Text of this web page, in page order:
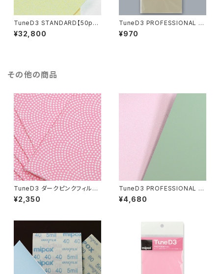
TuneD3 STANDARD【50pcs
セット／計200枚入】
¥32,800
TuneD3 PROFESSIONAL お
試しキット【4枚入り】
¥970
その他の商品
TuneD3 ダークピンクフィルム
【10枚入】
¥2,350
TuneD3 PROFESSIONAL 【1
0pcsセット／計20枚入】
¥4,680